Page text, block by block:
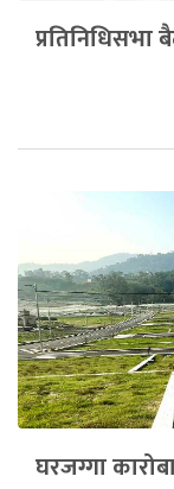
प्रतिनिधिसभा
घरजग्गा